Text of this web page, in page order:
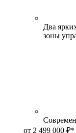
Два
зоны
от 2 499 000 ₽*